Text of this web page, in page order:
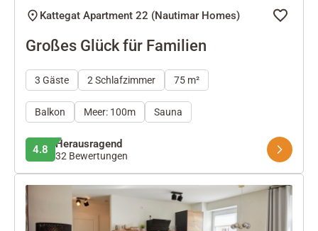
Kattegat Apartment 22 (Nautimar Homes)
Großes Glück für Familien
3 Gäste 2 Schlafzimmer 75 m²
Balkon Meer: 100m Sauna
4.8 Herausragend
32 Bewertungen